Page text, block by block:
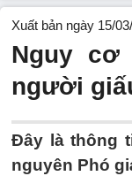
Xuất bản ngày 15/
Nguy
người
Đây là thông
nguyên Phó